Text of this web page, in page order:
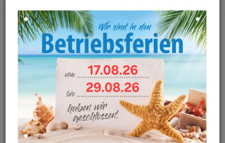
Herzlich Willkommen bei Schuh-
Theurer
Hier finden Sie eine Auswahl unserer Angebote, Mode, News,
Schuhpflegetipps und aktuelle Events!
Da wir nicht alle unsere Modelle in unserem Online-Shop
zeigen können, lohnt es sich
immer persönlich bei uns vorbeizuschauen.
Vor Ort erwartet Sie eine große Auswahl an modischen und